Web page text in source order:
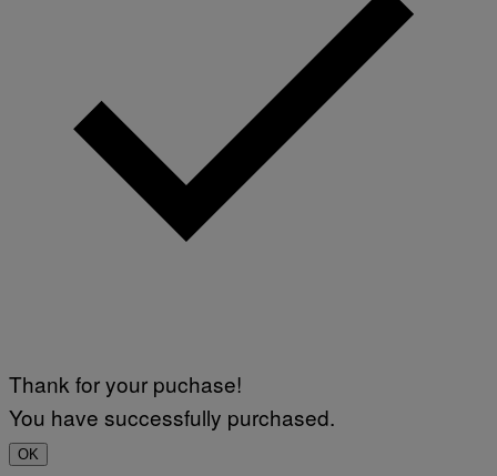
Thank for your puchase!
You have successfully purchased.
OK